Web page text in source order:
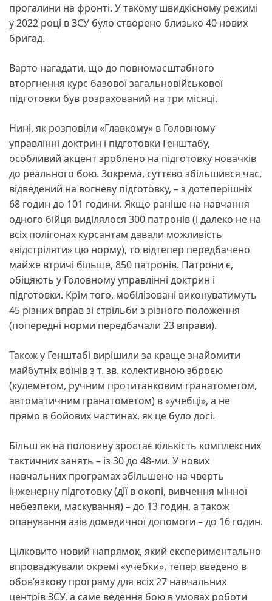
прогалини на фронті. У такому швидкісному режимі
у 2022 році в ЗСУ було створено близько 40 нових
бригад.
Варто нагадати, що до повномасштабного
вторгнення курс базової загальновійськової
підготовки був розрахований на три місяці.
Нині, як розповіли «Главкому» в Головному
управлінні доктрин і підготовки Генштабу,
особливий акцент зроблено на підготовку новачків
до реального бою. Зокрема, суттєво збільшився час,
відведений на вогневу підготовку, – з дотеперішніх
68 годин до 101 години. Якщо раніше на навчання
одного бійця виділялося 300 патронів (і далеко не на
всіх полігонах курсантам давали можливість
«відстріляти» цю норму), то відтепер передбачено
майже втричі більше, 850 патронів. Патрони є,
обіцяють у Головному управлінні доктрин і
підготовки. Крім того, мобілізовані виконуватимуть
45 різних вправ зі стрільби з різного положення
(попередні норми передбачали 23 вправи).
Також у Генштабі вирішили за краще знайомити
майбутніх воїнів з т. зв. колективною зброєю
(кулеметом, ручним протитанковим гранатометом,
автоматичним гранатометом) в «учебці», а не
прямо в бойових частинах, як це було досі.
Більш як на половину зростає кількість комплексних
тактичних занять – із 30 до 48-ми. У нових
навчальних програмах збільшено на чверть
інженерну підготовку (дії в окопі, вивчення мінної
небезпеки, маскування) – до 13 годин, а також
опанування азів домедичної допомоги – до 16 годин.
Цілковито новий напрямок, який експериментально
впроваджували окремі «учебки», тепер введено в
обов’язкову програму для всіх 27 навчальних
центрів ЗСУ, а саме ведення бою в умовах роботи